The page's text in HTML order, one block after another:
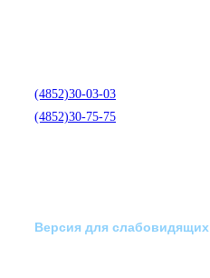
(4852)30-03-03
(4852)30-75-75
Версия для слабовидящих